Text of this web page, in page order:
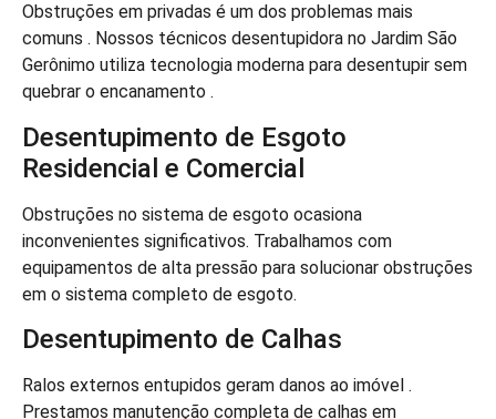
Obstruções em privadas é um dos problemas mais
comuns . Nossos técnicos desentupidora no Jardim São
Gerônimo utiliza tecnologia moderna para desentupir sem
quebrar o encanamento .
Desentupimento de Esgoto
Residencial e Comercial
Obstruções no sistema de esgoto ocasiona
inconvenientes significativos. Trabalhamos com
equipamentos de alta pressão para solucionar obstruções
em o sistema completo de esgoto.
Desentupimento de Calhas
Ralos externos entupidos geram danos ao imóvel .
Prestamos manutenção completa de calhas em